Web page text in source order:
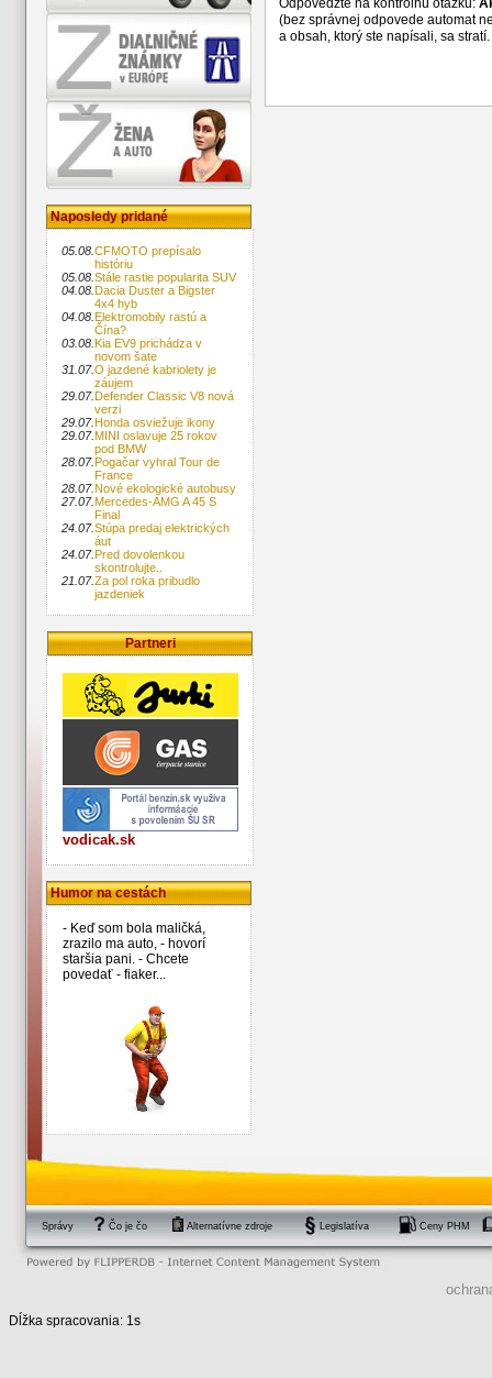
Naposledy pridané
05.08.CFMOTO prepísalo
históriu
05.08.Stále rastie popularita SUV
04.08.Dacia Duster a Bigster
4x4 hyb
04.08.Elektromobily rastú a
Čína?
03.08.Kia EV9 prichádza v
novom šate
31.07.O jazdené kabriolety je
záujem
29.07.Defender Classic V8 nová
verzi
29.07.Honda osviežuje ikony
29.07.MINI oslavuje 25 rokov
pod BMW
28.07.Pogačar vyhral Tour de
France
28.07.Nové ekologické autobusy
27.07.Mercedes-AMG A 45 S
Final
24.07.Stúpa predaj elektrických
áut
24.07.Pred dovolenkou
skontrolujte..
21.07.Za pol roka pribudlo
jazdeniek
Partneri
vodicak.sk
Humor na cestách
- Keď som bola maličká,
zrazilo ma auto, - hovorí
staršia pani. - Chcete
povedať - fiaker...
(bez správnej odpovede automat
a obsah, ktorý ste napísali, sa
Správy Čo je čo Alternatívne zdroje Legislatíva Ceny PHM
Dĺžka spracovania: 1s